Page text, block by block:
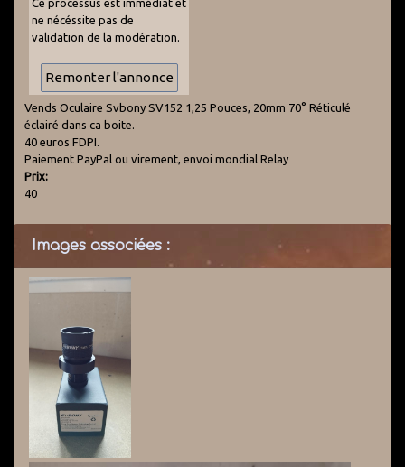
ne nécéssite pas de
validation de la modération.
Vends Oculaire Svbony SV152 1,25 Pouces, 20mm 70° Réticulé
éclairé dans ca boite.
40 euros FDPI.
Paiement PayPal ou virement, envoi mondial Relay
Prix:
40
Images associées :